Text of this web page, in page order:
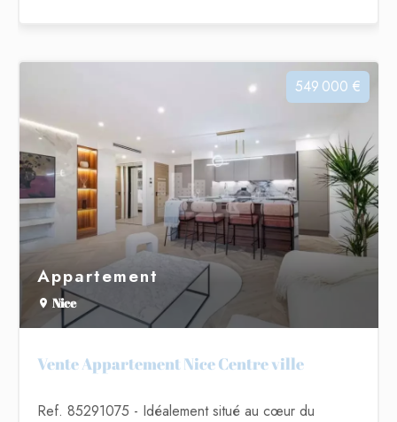
Appartement
Nice
Vente Appartement Nice Centre ville
Ref. 85291075 - Idéalement situé au cœur du
549 000 €